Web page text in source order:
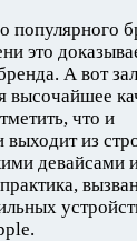
популярного
это
А вот
высочайшее
что и
из
девайсами